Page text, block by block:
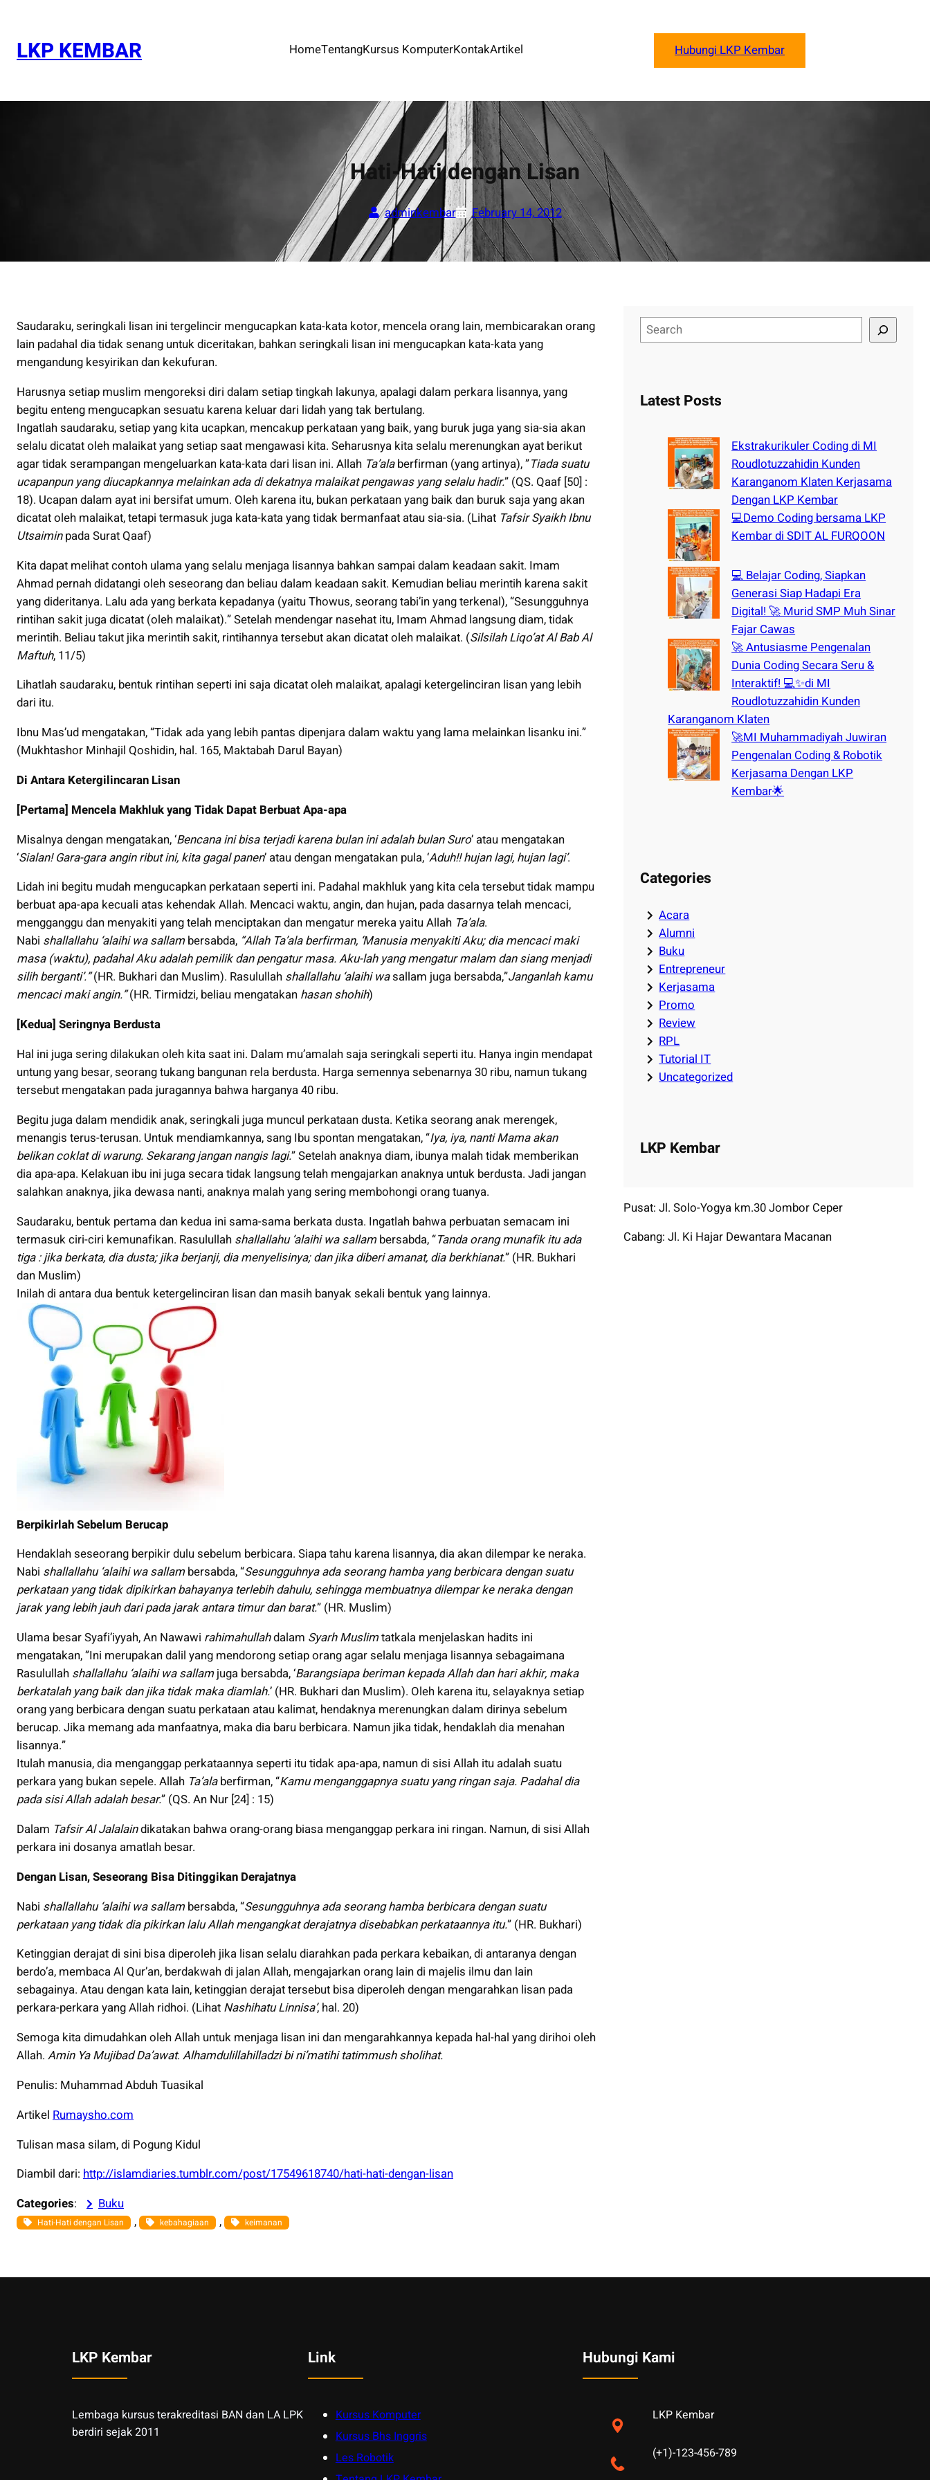
contentLKP KEMBAR HomeTentangKursus KomputerKontakArtikel Hubungi LKP Kembar
Hati-Hati dengan Lisan
adminkembar February 14, 2012
Saudaraku, seringkali lisan ini tergelincir mengucapkan kata-kata kotor, mencela orang lain, membicarakan orang
lain padahal dia tidak senang untuk diceritakan, bahkan seringkali lisan ini mengucapkan kata-kata yang
mengandung kesyirikan dan kekufuran.
Harusnya setiap muslim mengoreksi diri dalam setiap tingkah lakunya, apalagi dalam perkara lisannya, yang
begitu enteng mengucapkan sesuatu karena keluar dari lidah yang tak bertulang.
Ingatlah saudaraku, setiap yang kita ucapkan, mencakup perkataan yang baik, yang buruk juga yang sia-sia akan
selalu dicatat oleh malaikat yang setiap saat mengawasi kita. Seharusnya kita selalu merenungkan ayat berikut
agar tidak serampangan mengeluarkan kata-kata dari lisan ini. Allah Ta’alaberfirman (yang artinya), ”Tiada suatu
ucapanpunyang diucapkannya melainkan ada di dekatnya malaikat pengawas yang selalu hadir.” (QS. Qaaf [50] :
18). Ucapan dalam ayat ini bersifat umum. Oleh karena itu, bukan perkataan yang baik dan buruk saja yang akan
dicatat oleh malaikat, tetapi termasuk juga kata-kata yang tidak bermanfaat atau sia-sia. (Lihat Tafsir Syaikh Ibnu
Utsaiminpada Surat Qaaf)
Kita dapat melihat contoh ulama yang selalu menjaga lisannya bahkan sampai dalam keadaan sakit. Imam
Ahmad pernah didatangi oleh seseorang dan beliau dalam keadaan sakit. Kemudian beliau merintih karena sakit
yang dideritanya. Lalu ada yang berkata kepadanya (yaitu Thowus, seorang tabi’in yang terkenal), “Sesungguhnya
rintihan sakit juga dicatat (oleh malaikat).” Setelah mendengar nasehat itu, Imam Ahmad langsung diam, tidak
merintih. Beliau takut jika merintih sakit, rintihannya tersebut akan dicatat oleh malaikat. (Silsilah Liqo’at Al Bab Al
Maftuh, 11/5)
Lihatlah saudaraku, bentuk rintihan seperti ini saja dicatat oleh malaikat, apalagi ketergelinciran lisan yang lebih
dari itu.
Ibnu Mas’ud mengatakan, “Tidak ada yang lebih pantas dipenjara dalam waktu yang lama melainkan lisanku ini.”
(Mukhtashor Minhajil Qoshidin, hal. 165, Maktabah Darul Bayan)
Di Antara Ketergilincaran Lisan
[Pertama] Mencela Makhluk yang Tidak Dapat Berbuat Apa-apa
Misalnya dengan mengatakan, ‘Bencana ini bisa terjadi karena bulan ini adalah bulan Suro’ atau mengatakan
‘Sialan! Gara-gara angin ribut ini, kita gagal panen’ atau dengan mengatakan pula, ‘Aduh!! hujan lagi, hujan lagi’.
Lidah ini begitu mudah mengucapkan perkataan seperti ini. Padahal makhluk yang kita cela tersebut tidak mampu
berbuat apa-apa kecuali atas kehendak Allah. Mencaci waktu, angin, dan hujan, pada dasarnya telah mencaci,
mengganggu dan menyakiti yang telah menciptakan dan mengatur mereka yaitu Allah Ta’ala.
Nabi shallallahu ‘alaihi wa sallambersabda, “Allah Ta’ala berfirman, ‘Manusia menyakiti Aku; dia mencaci maki
masa (waktu), padahal Aku adalah pemilik dan pengatur masa. Aku-lah yang mengatur malam dan siang menjadi
silih berganti’.”(HR. Bukhari dan Muslim). Rasulullah shallallahu ‘alaihi wasallam juga bersabda,”Janganlah kamu
mencaci maki angin.”(HR. Tirmidzi, beliau mengatakan hasan shohih)
[Kedua] Seringnya Berdusta
Hal ini juga sering dilakukan oleh kita saat ini. Dalam mu’amalah saja seringkali seperti itu. Hanya ingin mendapat
untung yang besar, seorang tukang bangunan rela berdusta. Harga semennya sebenarnya 30 ribu, namun tukang
tersebut mengatakan pada juragannya bahwa harganya 40 ribu.
Begitu juga dalam mendidik anak, seringkali juga muncul perkataan dusta. Ketika seorang anak merengek,
menangis terus-terusan. Untuk mendiamkannya, sang Ibu spontan mengatakan, “Iya, iya, nanti Mama akan
belikan coklat di warung. Sekarang jangan nangis lagi.” Setelah anaknya diam, ibunya malah tidak memberikan
dia apa-apa. Kelakuan ibu ini juga secara tidak langsung telah mengajarkan anaknya untuk berdusta. Jadi jangan
salahkan anaknya, jika dewasa nanti, anaknya malah yang sering membohongi orang tuanya.
Saudaraku, bentuk pertama dan kedua ini sama-sama berkata dusta. Ingatlah bahwa perbuatan semacam ini
termasuk ciri-ciri kemunafikan. Rasulullah shallallahu ‘alaihi wa sallambersabda, “Tanda orang munafik itu ada
tiga : jika berkata, dia dusta; jika berjanji, dia menyelisinya; dan jika diberi amanat, dia berkhianat.” (HR. Bukhari
dan Muslim)
Inilah di antara dua bentuk ketergelinciran lisan dan masih banyak sekali bentuk yang lainnya.
Berpikirlah Sebelum Berucap
Hendaklah seseorang berpikir dulu sebelum berbicara. Siapa tahu karena lisannya, dia akan dilempar ke neraka.
Nabi shallallahu ‘alaihi wa sallambersabda, “Sesungguhnya ada seorang hamba yang berbicara dengan suatu
perkataan yang tidak dipikirkan bahayanya terlebih dahulu, sehingga membuatnya dilempar ke neraka dengan
jarak yang lebih jauh dari pada jarak antara timur dan barat.” (HR. Muslim)
Ulama besar Syafi’iyyah, An Nawawi rahimahullahdalam Syarh Muslimtatkala menjelaskan hadits ini
mengatakan, ”Ini merupakan dalil yang mendorong setiap orang agar selalu menjaga lisannya sebagaimana
Rasulullah shallallahu ‘alaihi wa sallamjuga bersabda, ‘Barangsiapa beriman kepada Allah dan hari akhir, maka
berkatalah yang baik dan jika tidak maka diamlah.’ (HR. Bukhari dan Muslim). Oleh karena itu, selayaknya setiap
orang yang berbicara dengan suatu perkataan atau kalimat, hendaknya merenungkan dalam dirinya sebelum
berucap. Jika memang ada manfaatnya, maka dia baru berbicara. Namun jika tidak, hendaklah dia menahan
lisannya.”
Itulah manusia, dia menganggap perkataannya seperti itu tidak apa-apa, namun di sisi Allah itu adalah suatu
perkara yang bukan sepele. Allah Ta’alaberfirman, “Kamu menganggapnya suatu yang ringan saja. Padahal dia
pada sisi Allah adalah besar.” (QS. An Nur [24] : 15)
Dalam Tafsir Al Jalalaindikatakan bahwa orang-orang biasa menganggap perkara ini ringan. Namun, di sisi Allah
perkara ini dosanya amatlah besar.
Dengan Lisan, Seseorang Bisa Ditinggikan Derajatnya
Nabi shallallahu ‘alaihi wa sallambersabda, “Sesungguhnya ada seorang hamba berbicara dengan suatu
perkataan yang tidak dia pikirkan lalu Allah mengangkat derajatnya disebabkan perkataannya itu.” (HR. Bukhari)
Ketinggian derajat di sini bisa diperoleh jika lisan selalu diarahkan pada perkara kebaikan, di antaranya dengan
berdo’a, membaca Al Qur’an, berdakwah di jalan Allah, mengajarkan orang lain di majelis ilmu dan lain
sebagainya. Atau dengan kata lain, ketinggian derajat tersebut bisa diperoleh dengan mengarahkan lisan pada
perkara-perkara yang Allah ridhoi. (Lihat Nashihatu Linnisa’, hal. 20)
Semoga kita dimudahkan oleh Allah untuk menjaga lisan ini dan mengarahkannya kepada hal-hal yang dirihoi oleh
Allah. Amin Ya Mujibad Da’awat. Alhamdulillahilladzi bi ni’matihi tatimmush sholihat.
Penulis: Muhammad Abduh Tuasikal
Artikel Rumaysho.com
Tulisan masa silam, di Pogung Kidul
Diambil dari: http://islamdiaries.tumblr.com/post/17549618740/hati-hati-dengan-lisan
Categories: Buku
Hati-Hati dengan Lisan , kebahagiaan , keimanan
e
cLatest Posts
Ekstrakurikuler Coding di MI
Roudlotuzzahidin Kunden
Karanganom Klaten Kerjasama
Dengan LKP Kembar
💻Demo Coding bersama LKP
Kembar di SDIT AL FURQOON
💻 Belajar Coding, Siapkan
Generasi Siap Hadapi Era
Digital! 🚀 Murid SMP Muh Sinar
Fajar Cawas
🚀 Antusiasme Pengenalan
Dunia Coding Secara Seru &
Interaktif! 💻✨di MI
Roudlotuzzahidin Kunden
Karanganom Klaten
🚀MI Muhammadiyah Juwiran
Pengenalan Coding & Robotik
Kerjasama Dengan LKP
Kembar🌟
Categories
Acara
Alumni
Buku
Entrepreneur
Kerjasama
Promo
Review
RPL
Tutorial IT
Uncategorized
LKP Kembar
Pusat: Jl. Solo-Yogya km.30 Jombor Ceper
Cabang: Jl. Ki Hajar Dewantara Macanan
LKP Kembar
Lembaga kursus terakreditasi BAN dan LA LPK
berdiri sejak 2011
Link
Kursus Komputer
Kursus Bhs Inggris
Les Robotik
Hubungi Kami
LKP Kembar
(+1)-123-456-789